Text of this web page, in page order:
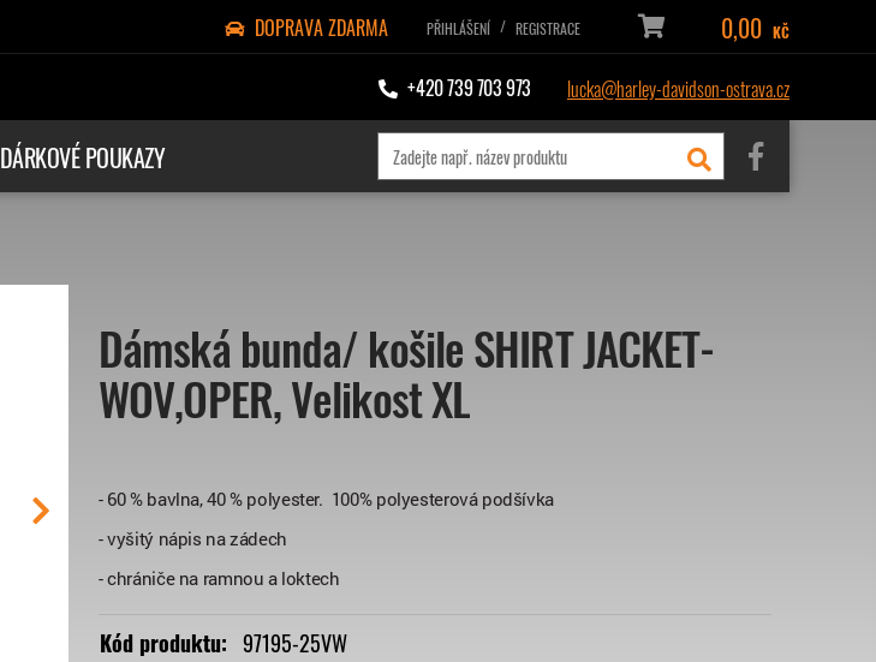
DOPRAVA ZDARMA PŘIHLÁŠENÍ / REGISTRACE 0,00 KČ
+420 739 703 973 lucka@harley-davidson-ostrava.cz
DÁRKOVÉ POUKAZY
Dámská bunda/ košile SHIRT JACKET-
WOV,OPER, Velikost XL
- 60 % bavlna, 40 % polyester. 100% polyesterová podšívka
- vyšitý nápis na zádech
- chrániče na ramnou a loktech
Kód produktu: 97195-25VW